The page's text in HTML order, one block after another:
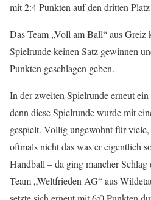
mit 2:4 Punkten auf den dritten
Das Team „Voll am Ball“ aus Greiz
Spielrunde keinen Satz gewinnen
Punkten geschlagen geben.
In der zweiten Spielrunde erneut
denn diese Spielrunde wurde mit
gespielt. Völlig ungewohnt für
oftmals nicht das was er eigentlich
Handball – da ging mancher
Team „Weltfrieden AG“ aus